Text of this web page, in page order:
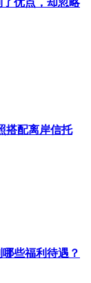
优点，却忽略
搭配离岸信托
些福利待遇？